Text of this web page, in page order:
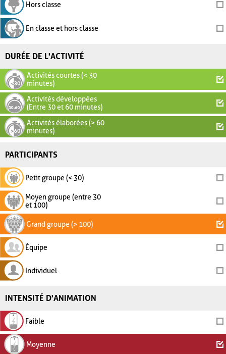
Hors classe
En classe et hors classe
DURÉE DE L'ACTIVITÉ
Activités courtes (< 30
minutes)
Activités développées
(Entre 30 et 60 minutes)
Activités élaborées (> 60
minutes)
PARTICIPANTS
Petit groupe (< 30)
Moyen groupe (entre 30
et 100)
Grand groupe (> 100)
Équipe
Individuel
INTENSITÉ D'ANIMATION
Faible
Moyenne